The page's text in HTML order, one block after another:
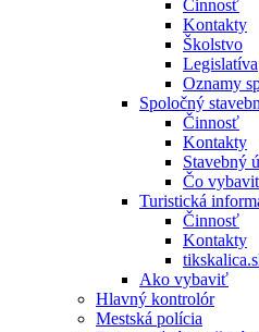
Činnosť
Kontakty
Školstvo
Legislatíva
Oznamy
Spoločný
Činnosť
Kontakty
Stavebný
Čo
Turistická
Činnosť
Kontakty
Ako vybaviť
Hlavný kontrolór
Mestská polícia